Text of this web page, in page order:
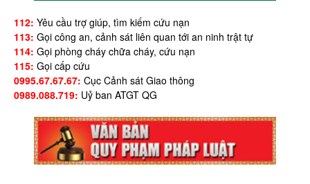
112: Yêu cầu trợ giúp, tìm kiếm cứu nạn
113: Gọi công an, cảnh sát liên quan tới an ninh trật tự
114: Gọi phòng cháy chữa cháy, cứu nạn
115: Gọi cấp cứu
0995.67.67.67: Cục Cảnh sát Giao thông
0989.088.719: Uỷ ban ATGT QG